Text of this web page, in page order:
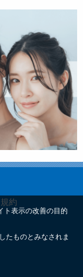
約
ト表示の改善の目的
たものとみなされま